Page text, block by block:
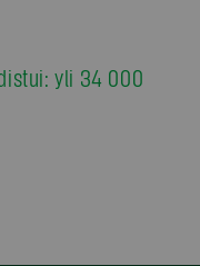
yli 34 000